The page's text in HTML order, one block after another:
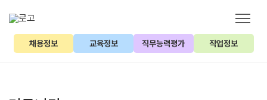
채용정보 교육정보 직무능력평가 직업정보